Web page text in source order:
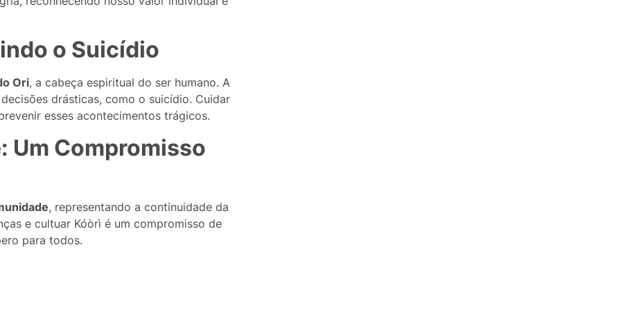
o Suicídio
Ori, a cabeça espiritual do ser humano. A
drásticas, como o suicídio. Cuidar
esses acontecimentos trágicos.
Um Compromisso
, representando a continuidade da
e cultuar Kóòrì é um compromisso de
para todos.